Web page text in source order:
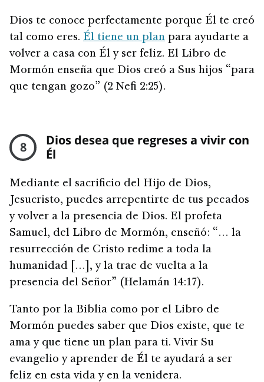
Dios te conoce perfectamente porque Él te creó
tal como eres. Él tiene un plan para ayudarte a
volver a casa con Él y ser feliz. El Libro de
Mormón enseña que Dios creó a Sus hijos “para
que tengan gozo” (2 Nefi 2:25).
8
Dios desea que regreses a vivir con
Él
Mediante el sacrificio del Hijo de Dios,
Jesucristo, puedes arrepentirte de tus pecados
y volver a la presencia de Dios. El profeta
Samuel, del Libro de Mormón, enseñó: “… la
resurrección de Cristo redime a toda la
humanidad […], y la trae de vuelta a la
presencia del Señor” (Helamán 14:17).
Tanto por la Biblia como por el Libro de
Mormón puedes saber que Dios existe, que te
ama y que tiene un plan para ti. Vivir Su
evangelio y aprender de Él te ayudará a ser
feliz en esta vida y en la venidera.